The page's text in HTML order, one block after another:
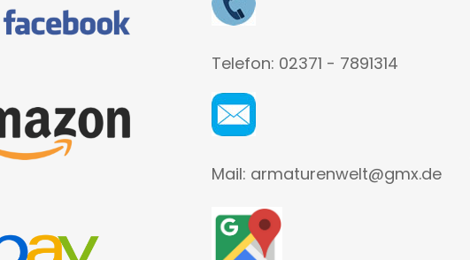
Telefon: 02371 - 7891314
Mail: armaturenwelt@gmx.de